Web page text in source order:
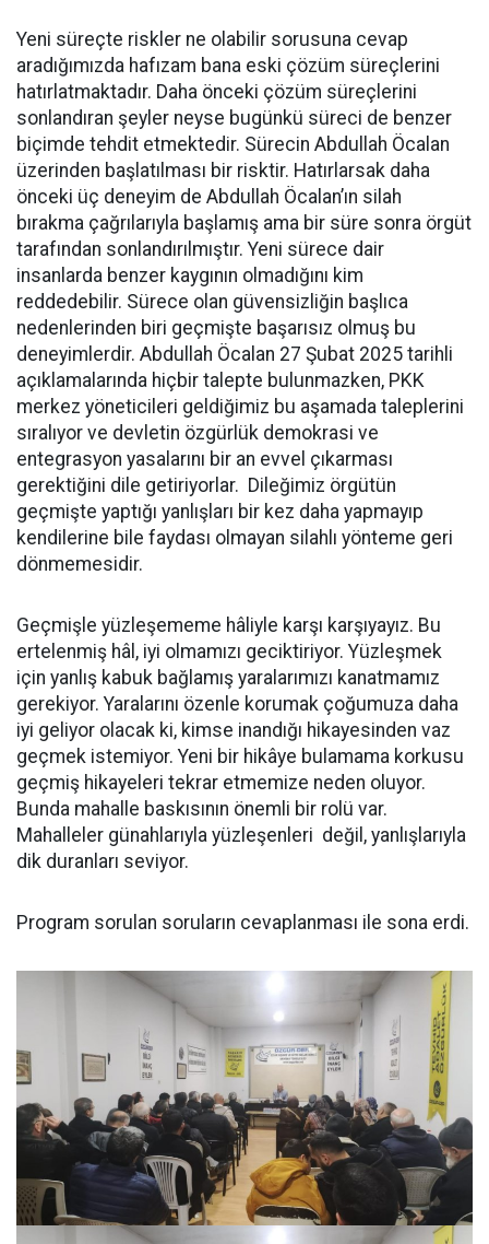
Yeni süreçte riskler ne olabilir sorusuna cevap
aradığımızda hafızam bana eski çözüm süreçlerini
hatırlatmaktadır. Daha önceki çözüm süreçlerini
sonlandıran şeyler neyse bugünkü süreci de benzer
biçimde tehdit etmektedir. Sürecin Abdullah Öcalan
üzerinden başlatılması bir risktir. Hatırlarsak daha
önceki üç deneyim de Abdullah Öcalan’ın silah
bırakma çağrılarıyla başlamış ama bir süre sonra örgüt
tarafından sonlandırılmıştır. Yeni sürece dair
insanlarda benzer kaygının olmadığını kim
reddedebilir. Sürece olan güvensizliğin başlıca
nedenlerinden biri geçmişte başarısız olmuş bu
deneyimlerdir. Abdullah Öcalan 27 Şubat 2025 tarihli
açıklamalarında hiçbir talepte bulunmazken, PKK
merkez yöneticileri geldiğimiz bu aşamada taleplerini
sıralıyor ve devletin özgürlük demokrasi ve
entegrasyon yasalarını bir an evvel çıkarması
gerektiğini dile getiriyorlar. Dileğimiz örgütün
geçmişte yaptığı yanlışları bir kez daha yapmayıp
kendilerine bile faydası olmayan silahlı yönteme geri
dönmemesidir.
Geçmişle yüzleşememe hâliyle karşı karşıyayız. Bu
ertelenmiş hâl, iyi olmamızı geciktiriyor. Yüzleşmek
için yanlış kabuk bağlamış yaralarımızı kanatmamız
gerekiyor. Yaralarını özenle korumak çoğumuza daha
iyi geliyor olacak ki, kimse inandığı hikayesinden vaz
geçmek istemiyor. Yeni bir hikâye bulamama korkusu
geçmiş hikayeleri tekrar etmemize neden oluyor.
Bunda mahalle baskısının önemli bir rolü var.
Mahalleler günahlarıyla yüzleşenleri değil, yanlışlarıyla
dik duranları seviyor.
Program sorulan soruların cevaplanması ile sona erdi.